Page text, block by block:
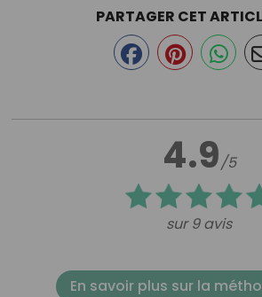
4.9/5
sur 9 avis
PARTAGER CET
En savoir plus sur la